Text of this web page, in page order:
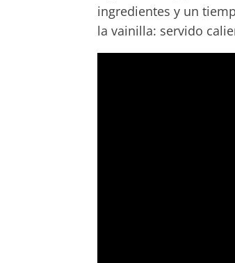
ingredientes y un
la vainilla: servido